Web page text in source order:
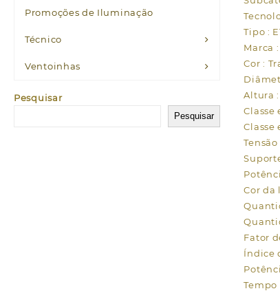
Promoções de Iluminação
Técnico
Ventoinhas
Pesquisar
Pesquisar
Tipo :
Marca
Cor :
Altura :
Classe
Classe
Cor da
Fator
Índice